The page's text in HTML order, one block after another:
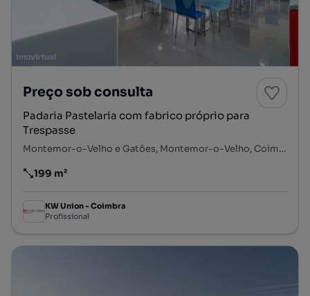
Preço sob consulta
Padaria Pastelaria com fabrico próprio para
Trespasse
Montemor-o-Velho e Gatões, Montemor-o-Velho, Coimbra
Preço por metro quadrado
199 m²
KW Union - Coimbra
Profissional